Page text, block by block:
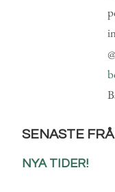
SENASTE
NYA TIDER!